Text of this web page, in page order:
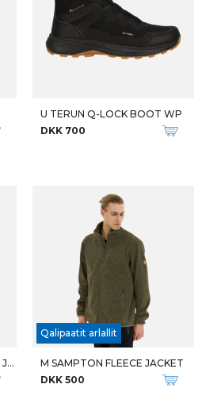
U TERUN Q-LOCK BOOT WP
DKK 700
W AMATOS SHORT PUFFER JKT
Qalipaatit arlallit
M SAMPTON FLEECE JACKET
DKK 500